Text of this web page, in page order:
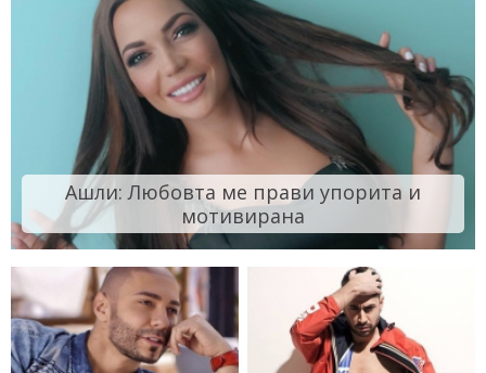
Ашли: Любовта ме прави упорита и
мотивирана